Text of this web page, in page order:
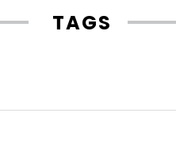
TAGS